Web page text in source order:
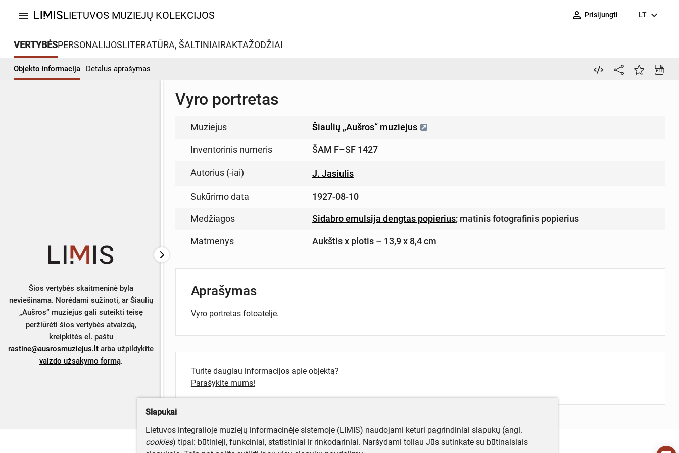
menu LIETUVOS MUZIEJŲ KOLEKCIJOS person_outline Prisijungti LT expand_more
VERTYBĖSPERSONALIJOSLITERATŪRA, ŠALTINIAIRAKTAŽODŽIAI
Objekto informacija Detalus aprašymas
Šios vertybės skaitmeninė byla
neviešinama. Norėdami sužinoti, ar Šiaulių
„Aušros“ muziejus gali suteikti teisę
peržiūrėti šios vertybės atvaizdą,
kreipkitės el. paštu
rastine@ausrosmuziejus.lt arba užpildykite
vaizdo užsakymo formą.
Vyro portretas
Muziejus Šiaulių „Aušros“ muziejus
Inventorinis numeris ŠAM F–SF 1427
Autorius (-iai) J. Jasiulis
Sukūrimo data 1927-08-10
Medžiagos Sidabro emulsija dengtas popierius; matinis fotografinis popierius
Matmenys Aukštis x plotis – 13,9 x 8,4 cm
Aprašymas
Vyro portretas fotoateljė.
Turite daugiau informacijos apie objektą?
Parašykite mums!
Slapukai
Lietuvos integralioje muziejų informacinėje sistemoje (LIMIS) naudojami keturi pagrindiniai slapukų (angl.
cookies) tipai: būtinieji, funkciniai, statistiniai ir rinkodariniai. Naršydami toliau Jūs sutinkate su būtinaisiais